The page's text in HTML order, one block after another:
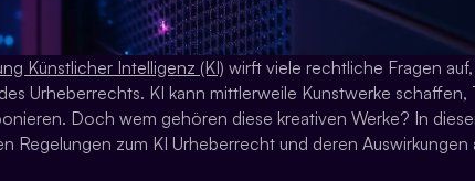
Künstlicher Intelligenz (KI) wirft viele rechtliche Fragen auf,
Urheberrechts. KI kann mittlerweile Kunstwerke schaffen,
Doch wem gehören diese kreativen Werke? In
Regelungen zum KI Urheberrecht und deren Auswirkungen